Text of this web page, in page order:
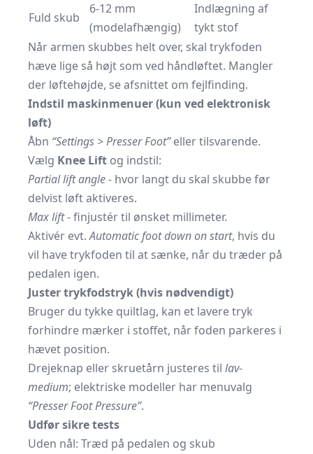
Fuld skub
6-12 mm
(modelafhængig)
Indlægning af
tykt stof
Når armen skubbes helt over, skal trykfoden
hæve lige så højt som ved håndløftet. Mangler
der løftehøjde, se afsnittet om fejlfinding.
Indstil maskinmenuer (kun ved elektronisk
løft)
Åbn “Settings > Presser Foot”eller tilsvarende.
Vælg Knee Lift og indstil:
Partial lift angle- hvor langt du skal skubbe før
delvist løft aktiveres.
Max lift- finjustér til ønsket millimeter.
Aktivér evt.Automatic foot down on start, hvis du
vil have trykfoden til at sænke, når du træder på
pedalen igen.
Juster trykfodstryk (hvis nødvendigt)
Bruger du tykke quiltlag, kan et lavere tryk
forhindre mærker i stoffet, når foden parkeres i
hævet position.
Drejeknap eller skruetårn justeres til lav-
medium; elektriske modeller har menuvalg
“Presser Foot Pressure”.
Udfør sikre tests
Uden nål: Træd på pedalen og skub